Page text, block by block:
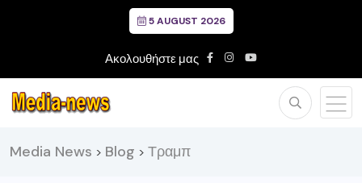
5 AUGUST 2026
Ακολουθήστε μας
Media News > Blog > Τραμπ